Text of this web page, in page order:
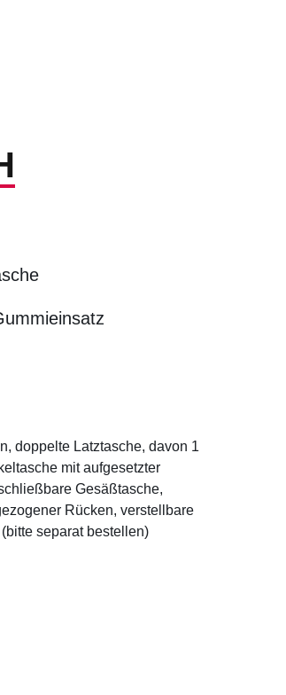
doppelte Latztasche, davon 1
mit aufgesetzter
Gesäßtasche,
Rücken, verstellbare
separat bestellen)